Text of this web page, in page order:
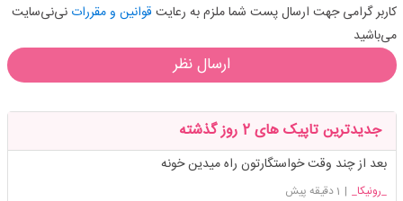
کاربر گرامی جهت ارسال پست شما ملزم به رعایت قوانین و مقرراتنی‌نی‌سایت
می‌باشید
ارسال نظر
جدیدترین تاپیک های 2 روز گذشته
بعد از چند وقت خواستگارتون راه میدین خونه
_رونیکا_ | 1 دقیقه پیش